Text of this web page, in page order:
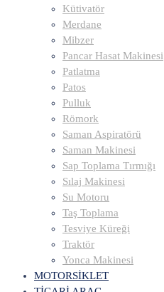
Kütivatör
Merdane
Mibzer
Pancar Hasat Makinesi
Patlatma
Patos
Pulluk
Römork
Saman Aspiratörü
Saman Makinesi
Sap Toplama Tırmığı
Sılaj Makinesi
Su Motoru
Taş Toplama
Tesviye Küreği
Traktör
Yonca Makinesi
MOTORSİKLET